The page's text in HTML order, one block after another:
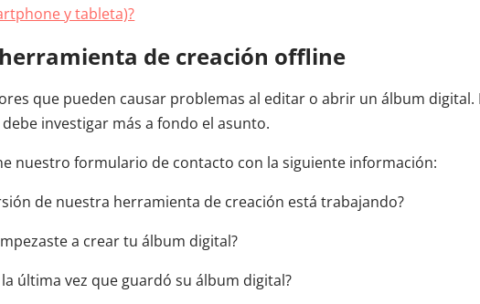
y tableta)?
de creación offline
que pueden causar problemas al editar o abrir un álbum
investigar más a fondo el asunto.
nuestro formulario de contacto con la siguiente información:
de nuestra herramienta de creación está trabajando?
a crear tu álbum digital?
la última vez que guardó su álbum digital?